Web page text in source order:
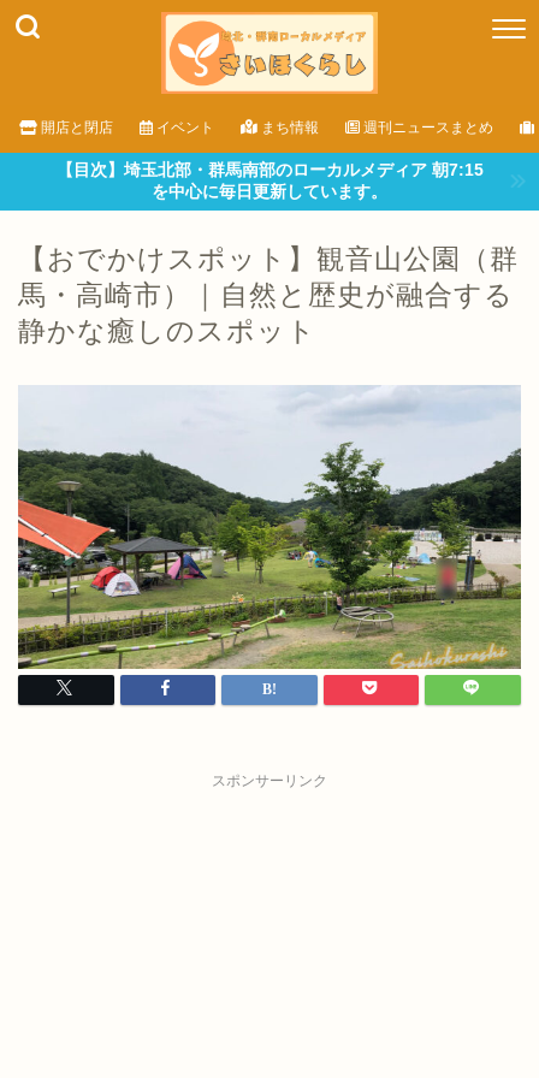
開店と閉店 イベント まち情報 週刊ニュースまとめ
【目次】埼玉北部・群馬南部のローカルメディア 朝7:15
を中心に毎日更新しています。
【おでかけスポット】観音山公園（群
馬・高崎市）｜自然と歴史が融合する
静かな癒しのスポット
スポンサーリンク